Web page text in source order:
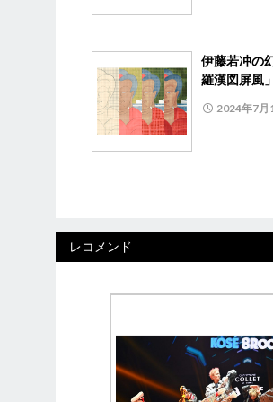
伊藤若冲の
羅漢図屏風
2024年7月
レコメンド